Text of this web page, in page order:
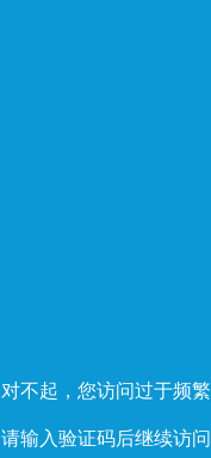
对不起，您访问过于频繁
请输入验证码后继续访问